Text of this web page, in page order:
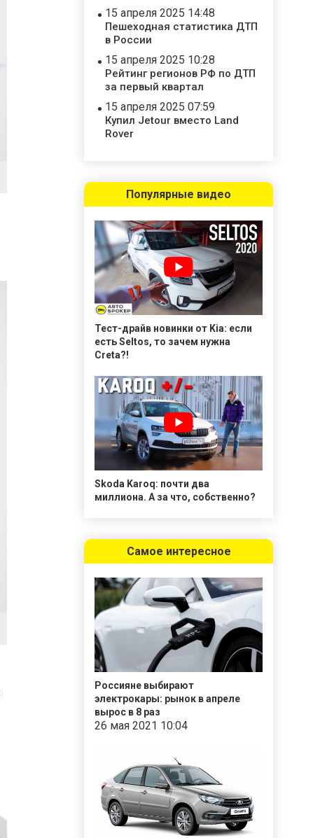
15 апреля 2025 14:48
Пешеходная статистика ДТП
в России
15 апреля 2025 10:28
Рейтинг регионов РФ по ДТП
за первый квартал
15 апреля 2025 07:59
Купил Jetour вместо Land
Rover
Популярные видео
Тест-драйв новинки от Kia: если
есть Seltos, то зачем нужна
Creta?!
Skoda Karoq: почти два
миллиона. А за что, собственно?
Самое интересное
Россияне выбирают
электрокары: рынок в апреле
вырос в 8 раз
26 мая 2021 10:04